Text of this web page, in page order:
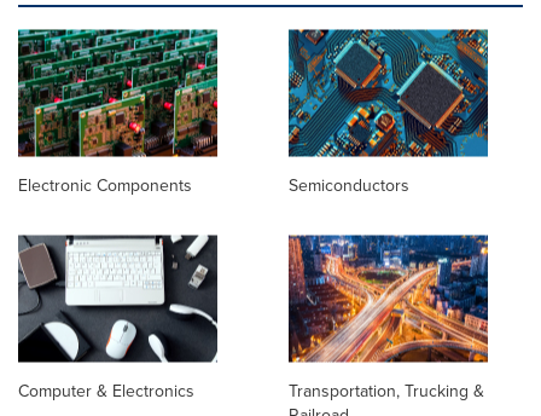
Electronic Components Semiconductors
Computer & Electronics
Transportation, Trucking &